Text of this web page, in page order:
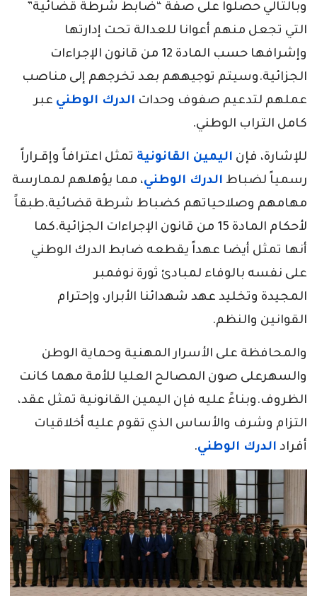
وبالتالي حصلوا على صفة “ضابط شرطة قضائية”
التي تجعل منهم أعوانا للعدالة تحت إدارتها
وإشرافها حسب المادة 12 من قانون الإجراءات
الجزائية.وسيتم توجيههم بعد تخرجهم إلى مناصب
عملهم لتدعيم صفوف وحدات الدرك الوطني عبر
كامل التراب الوطني.
للإشارة، فإن اليمين القانونية تمثل اعترافاً وإقـراراً
رسمياً لضباط الدرك الوطني، مما يؤهلهم لممارسة
مهامهم وصلاحياتهم كضباط شرطة قضائية.طبقاً
لأحكام المادة 15 من قانون الإجراءات الجزائية.كما
أنها تمثل أيضا عهداً يقطعه ضابط الدرك الوطني
على نفسه بالوفاء لمبادئ ثورة نوفمبر
المجيدة وتخليد عهد شهدائنا الأبرار، وإحترام
القوانين والنظم.
والمحافظة على الأسرار المهنية وحماية الوطن
والسهرعلى صون المصالح العليا للأمة مهما كانت
الظروف.وبناءً عليه فإن اليمين القانونية تمثل عقد،
التزام وشرف والأساس الذي تقوم عليه أخلاقيات
أفراد الدرك الوطني.